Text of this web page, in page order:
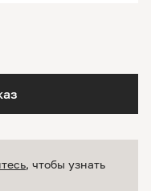
, чтобы узнать